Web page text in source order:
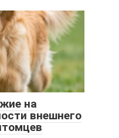
на
внешнего